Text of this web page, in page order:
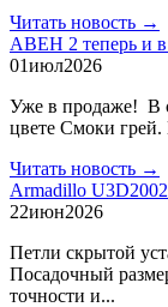
Читать новость →
АВЕН 2 теперь и
01июл2026
Уже в продаже! В
цвете Смоки
Читать новость →
Armadillo
22июн2026
Петли скрытой
Посадочный
точности и...